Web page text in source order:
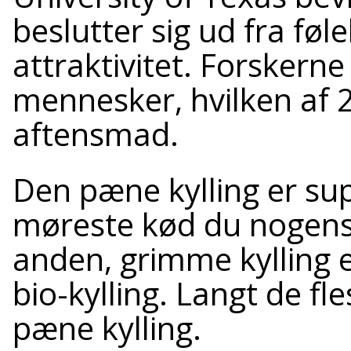
beslutter sig ud fra
attraktivitet.
mennesker, hvilken af
aftensmad.
Den pæne kylling er
møreste kød du
anden, grimme kylling
bio-kylling. Langt de
pæne kylling.